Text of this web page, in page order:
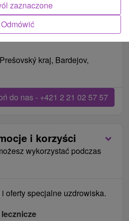
kraj, Bardejov,
do nas - +421 2 21 02 57 57
i korzyści
wykorzystać podczas
oferty specjalne uzdrowiska.
Odmówić
zaznaczone